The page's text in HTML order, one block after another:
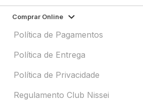
Comprar Online
Política de Pagamentos
Política de Entrega
Política de Privacidade
Regulamento Club Nissei